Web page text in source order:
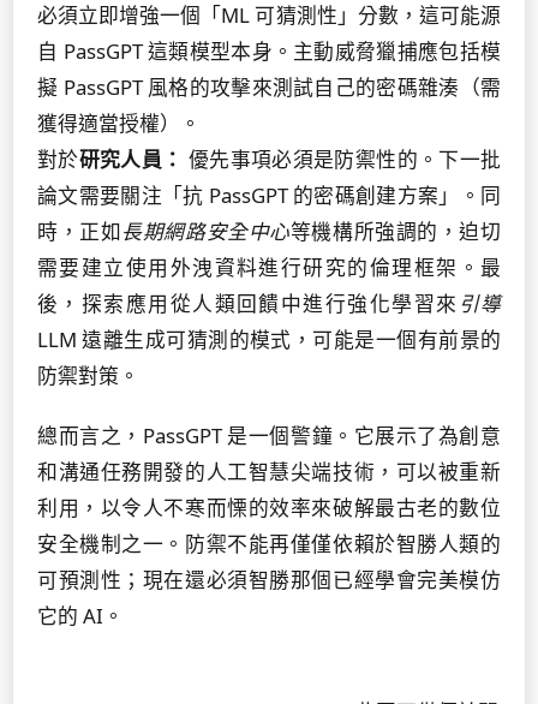
必須立即增強一個「ML 可猜測性」分數，這可能源
自 PassGPT 這類模型本身。主動威脅獵捕應包括模
擬 PassGPT 風格的攻擊來測試自己的密碼雜湊（需
獲得適當授權）。
對於研究人員： 優先事項必須是防禦性的。下一批
論文需要關注「抗 PassGPT 的密碼創建方案」。同
時，正如長期網路安全中心等機構所強調的，迫切
需要建立使用外洩資料進行研究的倫理框架。最
後，探索應用從人類回饋中進行強化學習來 引導
LLM 遠離生成可猜測的模式，可能是一個有前景的
防禦對策。
總而言之，PassGPT 是一個警鐘。它展示了為創意
和溝通任務開發的人工智慧尖端技術，可以被重新
利用，以令人不寒而慄的效率來破解最古老的數位
安全機制之一。防禦不能再僅僅依賴於智勝人類的
可預測性；現在還必須智勝那個已經學會完美模仿
它的 AI。